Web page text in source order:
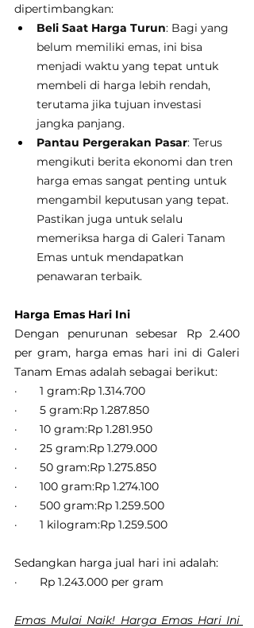
dipertimbangkan:
Beli Saat Harga Turun: Bagi yang
belum memiliki emas, ini bisa
menjadi waktu yang tepat untuk
membeli di harga lebih rendah,
terutama jika tujuan investasi
jangka panjang.
Pantau Pergerakan Pasar: Terus
mengikuti berita ekonomi dan tren
harga emas sangat penting untuk
mengambil keputusan yang tepat.
Pastikan juga untuk selalu
memeriksa harga di Galeri Tanam
Emas untuk mendapatkan
penawaran terbaik.
Harga Emas Hari Ini
Dengan penurunan sebesar Rp 2.400
per gram, harga emas hari ini di Galeri
Tanam Emas adalah sebagai berikut:
·       1 gram:Rp 1.314.700
·       5 gram:Rp 1.287.850
·       10 gram:Rp 1.281.950
·       25 gram:Rp 1.279.000
·       50 gram:Rp 1.275.850
·       100 gram:Rp 1.274.100
·       500 gram:Rp 1.259.500
·       1 kilogram:Rp 1.259.500
Sedangkan harga jual hari ini adalah:
·       Rp 1.243.000 per gram
Emas Mulai Naik! Harga Emas Hari Ini